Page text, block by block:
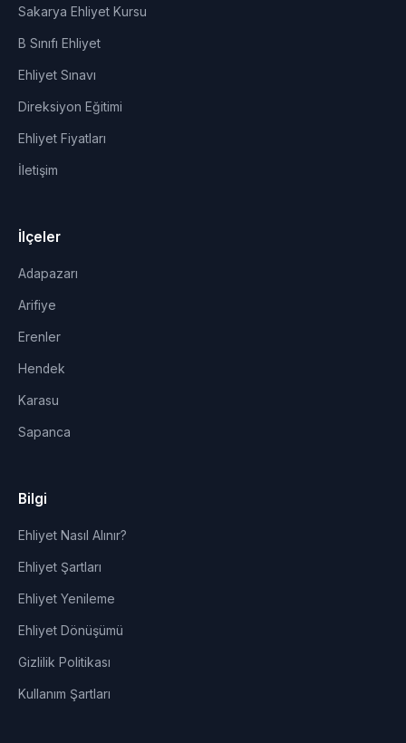
Sakarya Ehliyet Kursu
B Sınıfı Ehliyet
Ehliyet Sınavı
Direksiyon Eğitimi
Ehliyet Fiyatları
İletişim
İlçeler
Adapazarı
Arifiye
Erenler
Hendek
Karasu
Sapanca
Bilgi
Ehliyet Nasıl Alınır?
Ehliyet Şartları
Ehliyet Yenileme
Ehliyet Dönüşümü
Gizlilik Politikası
Kullanım Şartları